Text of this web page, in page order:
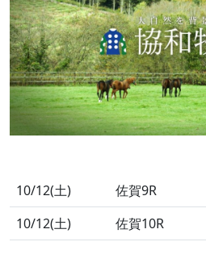
10/12(土) 佐賀9R
10/12(土)
佐賀10R